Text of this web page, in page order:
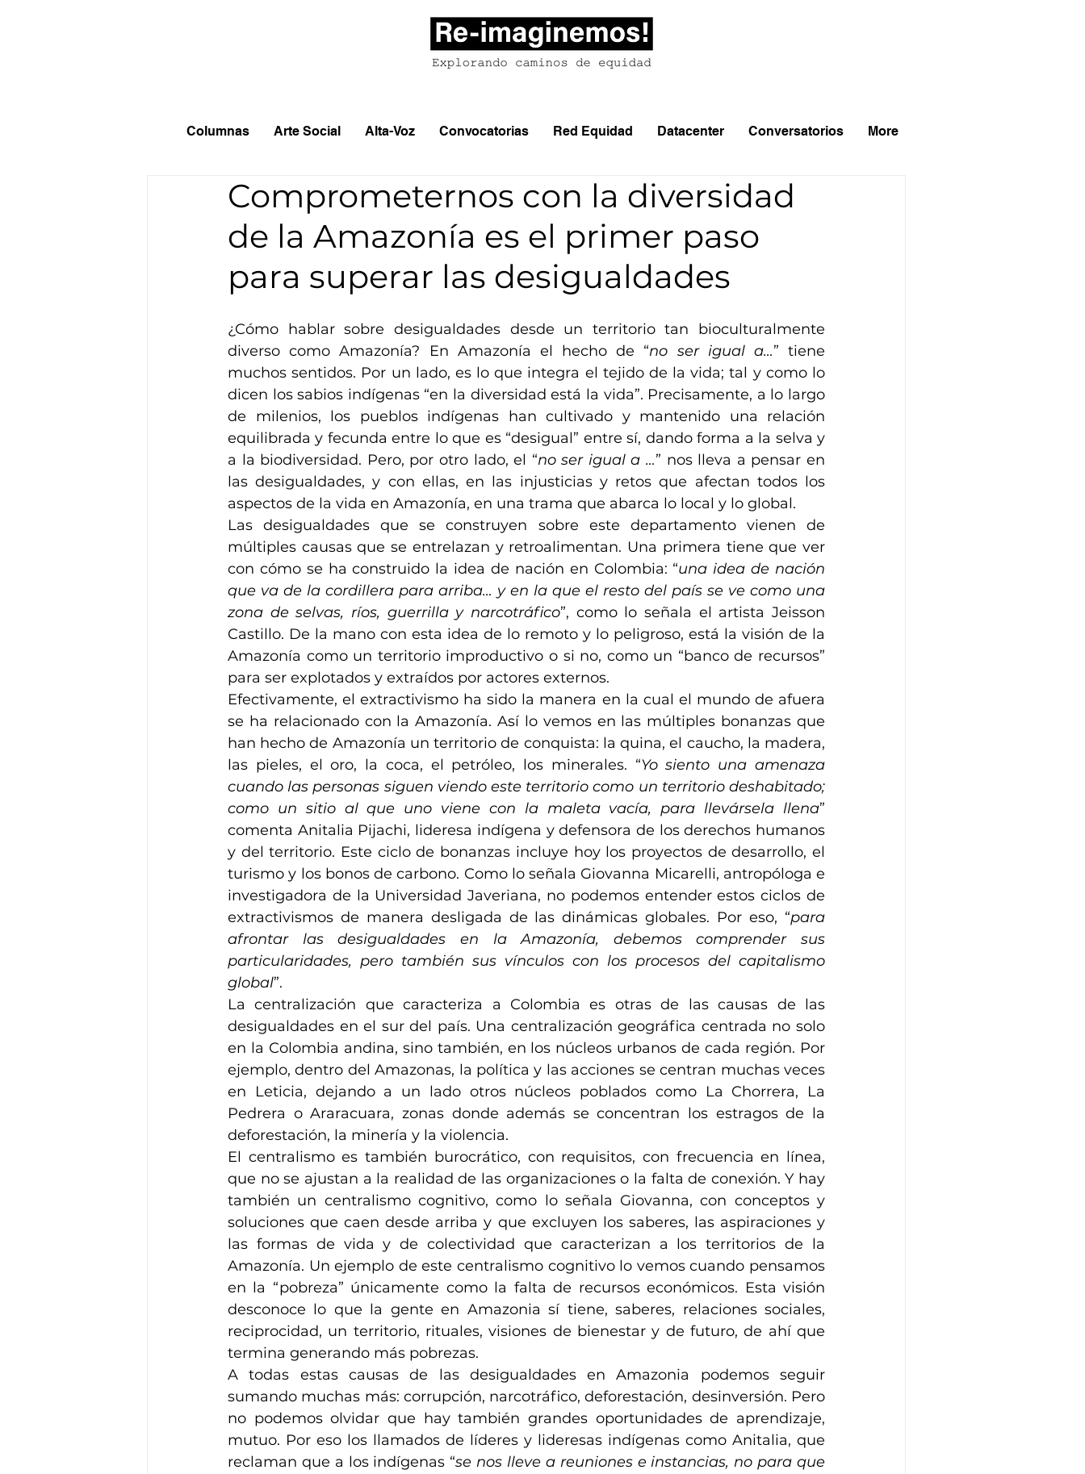
Columnas Arte Social Alta-Voz Convocatorias Red Equidad Datacenter Conversatorios More
Comprometernos con la diversidad
de la Amazonía es el primer paso
para superar las desigualdades
¿Cómo hablar sobre desigualdades desde un territorio tan bioculturalmente
diverso como Amazonía? En Amazonía el hecho de “no ser igual a…” tiene
muchos sentidos. Por un lado, es lo que integra el tejido de la vida; tal y como lo
dicen los sabios indígenas “en la diversidad está la vida”. Precisamente, a lo largo
de milenios, los pueblos indígenas han cultivado y mantenido una relación
equilibrada y fecunda entre lo que es “desigual” entre sí, dando forma a la selva y
a la biodiversidad. Pero, por otro lado, el “no ser igual a …” nos lleva a pensar en
las desigualdades, y con ellas, en las injusticias y retos que afectan todos los
aspectos de la vida en Amazonía, en una trama que abarca lo local y lo global.
Las desigualdades que se construyen sobre este departamento vienen de
múltiples causas que se entrelazan y retroalimentan. Una primera tiene que ver
con cómo se ha construido la idea de nación en Colombia: “una idea de nación
que va de la cordillera para arriba… y en la que el resto del país se ve como una
zona de selvas, ríos, guerrilla y narcotráfico”, como lo señala el artista Jeisson
Castillo. De la mano con esta idea de lo remoto y lo peligroso, está la visión de la
Amazonía como un territorio improductivo o si no, como un “banco de recursos”
para ser explotados y extraídos por actores externos.
Efectivamente, el extractivismo ha sido la manera en la cual el mundo de afuera
se ha relacionado con la Amazonía. Así lo vemos en las múltiples bonanzas que
han hecho de Amazonía un territorio de conquista: la quina, el caucho, la madera,
las pieles, el oro, la coca, el petróleo, los minerales. “Yo siento una amenaza
cuando las personas siguen viendo este territorio como un territorio deshabitado;
como un sitio al que uno viene con la maleta vacía, para llevársela llena”
comenta Anitalia Pijachi, lideresa indígena y defensora de los derechos humanos
y del territorio. Este ciclo de bonanzas incluye hoy los proyectos de desarrollo, el
turismo y los bonos de carbono. Como lo señala Giovanna Micarelli, antropóloga e
investigadora de la Universidad Javeriana, no podemos entender estos ciclos de
extractivismos de manera desligada de las dinámicas globales. Por eso, “para
afrontar las desigualdades en la Amazonía, debemos comprender sus
particularidades, pero también sus vínculos con los procesos del capitalismo
global”.
La centralización que caracteriza a Colombia es otras de las causas de las
desigualdades en el sur del país. Una centralización geográfica centrada no solo
en la Colombia andina, sino también, en los núcleos urbanos de cada región. Por
ejemplo, dentro del Amazonas, la política y las acciones se centran muchas veces
en Leticia, dejando a un lado otros núcleos poblados como La Chorrera, La
Pedrera o Araracuara, zonas donde además se concentran los estragos de la
deforestación, la minería y la violencia.
El centralismo es también burocrático, con requisitos, con frecuencia en línea,
que no se ajustan a la realidad de las organizaciones o la falta de conexión. Y hay
también un centralismo cognitivo, como lo señala Giovanna, con conceptos y
soluciones que caen desde arriba y que excluyen los saberes, las aspiraciones y
las formas de vida y de colectividad que caracterizan a los territorios de la
Amazonía. Un ejemplo de este centralismo cognitivo lo vemos cuando pensamos
en la “pobreza” únicamente como la falta de recursos económicos. Esta visión
desconoce lo que la gente en Amazonia sí tiene, saberes, relaciones sociales,
reciprocidad, un territorio, rituales, visiones de bienestar y de futuro, de ahí que
termina generando más pobrezas.
A todas estas causas de las desigualdades en Amazonia podemos seguir
sumando muchas más: corrupción, narcotráfico, deforestación, desinversión. Pero
no podemos olvidar que hay también grandes oportunidades de aprendizaje,
mutuo. Por eso los llamados de líderes y lideresas indígenas como Anitalia, que
reclaman que a los indígenas “se nos lleve a reuniones e instancias, no para que